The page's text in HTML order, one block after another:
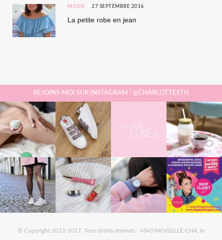
MODE 27 SEPTEMBRE 2016
La petite robe en jean
REJOINS-MOI SUR INSTAGRAM ! @CHARLOTTESTH
© Copyright 2012-2017. Tous droits réservés - MAD'MOISELLE CHA, le